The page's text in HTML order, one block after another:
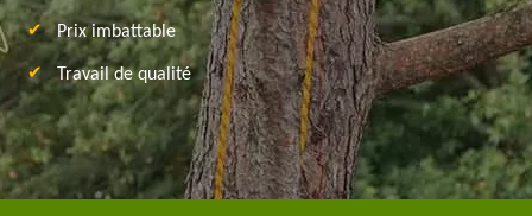
Prix imbattable
Travail de qualité